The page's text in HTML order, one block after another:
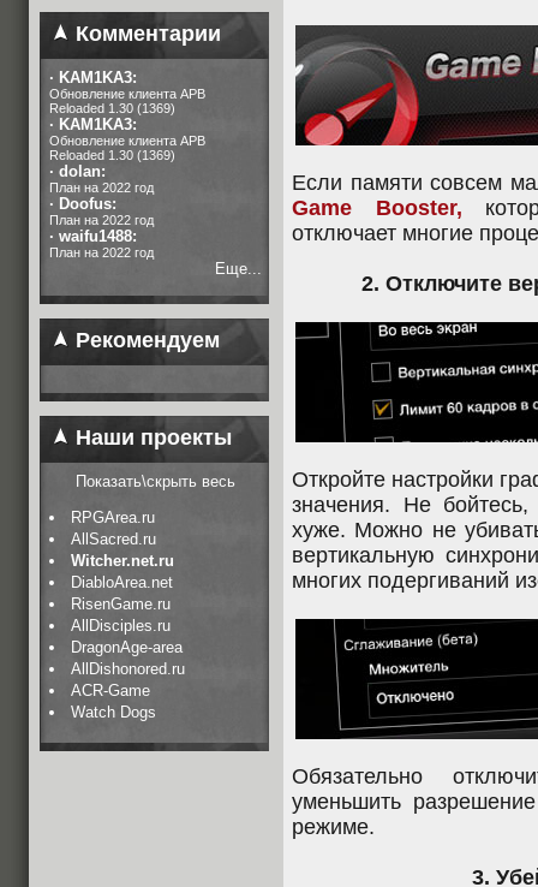
Комментарии
· KAM1KA3:
Обновление клиента APB
Reloaded 1.30 (1369)
· KAM1KA3:
Обновление клиента APB
Reloaded 1.30 (1369)
· dolan:
План на 2022 год
· Doofus:
План на 2022 год
· waifu1488:
План на 2022 год
Еще...
Рекомендуем
Наши проекты
Показать\скрыть весь
RPGArea.ru
AllSacred.ru
Witcher.net.ru
DiabloArea.net
RisenGame.ru
AllDisciples.ru
DragonAge-area
AllDishonored.ru
ACR-Game
Watch Dogs
Если памяти совсем
Game Booster,
отключает многие
2. Отключите
Откройте настройки
значения. Не
хуже. Можно не
вертикальную
многих подергиваний
Обязательно
уменьшить
режиме.
3.